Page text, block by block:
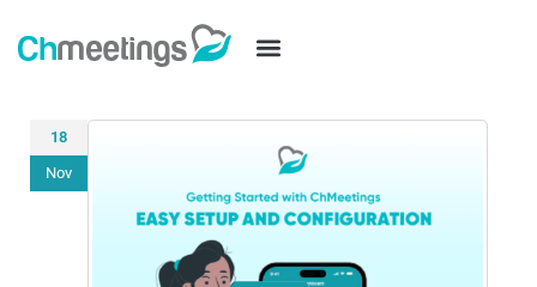
18
Nov